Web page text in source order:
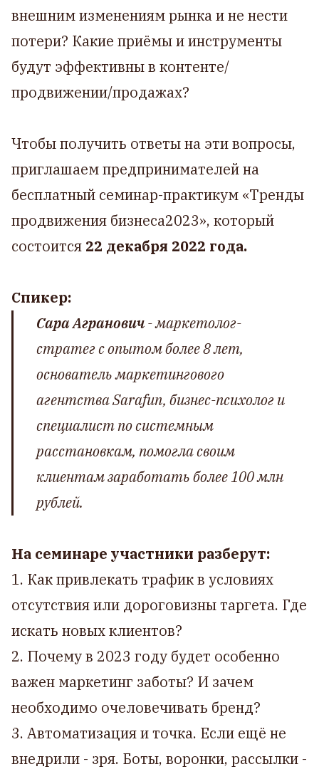
внешним изменениям рынка и не нести
потери? Какие приёмы и инструменты
будут эффективны в контенте/
продвижении/продажах?
Чтобы получить ответы на эти вопросы,
приглашаем предпринимателей на
бесплатный семинар-практикум «Тренды
продвижения бизнеса2023», который
состоится 22 декабря 2022 года.
Спикер:
Сара Агранович- маркетолог-
стратег с опытом более 8 лет,
основатель маркетингового
агентства Sarafun, бизнес-психолог и
специалист по системным
расстановкам, помогла своим
клиентам заработать более 100 млн
рублей.
На семинаре участники разберут:
1. Как привлекать трафик в условиях
отсутствия или дороговизны таргета. Где
искать новых клиентов?
2. Почему в 2023 году будет особенно
важен маркетинг заботы? И зачем
необходимо очеловечивать бренд?
3. Автоматизация и точка. Если ещё не
внедрили - зря. Боты, воронки, рассылки -